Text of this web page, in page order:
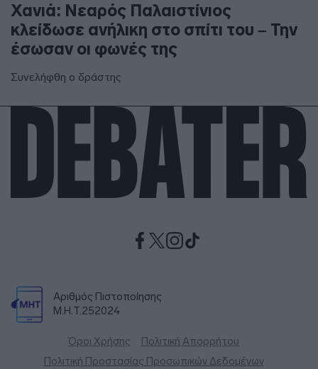
Χανιά: Νεαρός Παλαιστίνιος
κλείδωσε ανήλικη στο σπίτι του – Την
έσωσαν οι φωνές της
Συνελήφθη ο δράστης
Αριθμός Πιστοποίησης
Μ.Η.Τ.252024
Όροι Χρήσης
Πολιτική Απορρήτου
Πολιτική Προστασίας Προσωπικών Δεδομένων